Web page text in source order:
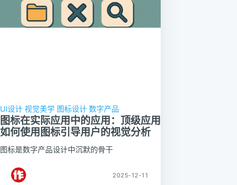
UI设计 视觉美学 图标设计 数字产品
图标在实际应用中的应用：顶级应用
如何使用图标引导用户的视觉分析
图标是数字产品设计中沉默的骨干
2025-12-11